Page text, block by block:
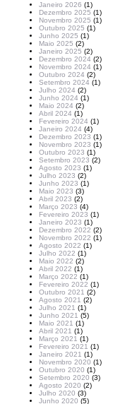
Janeiro 2026 (1)
Dezembro 2025 (1)
Novembro 2025 (1)
Outubro 2025 (1)
Junho 2025 (1)
Maio 2025 (2)
Janeiro 2025 (2)
Dezembro 2024 (2)
Novembro 2024 (1)
Outubro 2024 (2)
Setembro 2024 (1)
Julho 2024 (2)
Junho 2024 (1)
Maio 2024 (2)
Abril 2024 (1)
Fevereiro 2024 (1)
Janeiro 2024 (4)
Dezembro 2023 (1)
Novembro 2023 (1)
Outubro 2023 (1)
Setembro 2023 (2)
Agosto 2023 (1)
Julho 2023 (2)
Junho 2023 (1)
Maio 2023 (3)
Abril 2023 (2)
Março 2023 (4)
Fevereiro 2023 (1)
Janeiro 2023 (1)
Dezembro 2022 (2)
Novembro 2022 (1)
Agosto 2022 (1)
Julho 2022 (1)
Maio 2022 (2)
Abril 2022 (1)
Março 2022 (1)
Fevereiro 2022 (1)
Outubro 2021 (2)
Agosto 2021 (2)
Julho 2021 (1)
Junho 2021 (5)
Maio 2021 (1)
Abril 2021 (1)
Março 2021 (1)
Fevereiro 2021 (1)
Janeiro 2021 (1)
Novembro 2020 (1)
Outubro 2020 (1)
Setembro 2020 (3)
Agosto 2020 (2)
Julho 2020 (3)
Junho 2020 (5)